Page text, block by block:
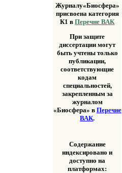
Журналу«Биосфера»
присвоена категория
К1 вПеречне ВАК
При защите
диссертации могут
быть учтены только
публикации,
соответствующие
кодам
специальностей,
закрепленным за
журналом
«Биосфера» в Перечне
ВАК.
Содержание
индексировано и
доступно на
платформах: